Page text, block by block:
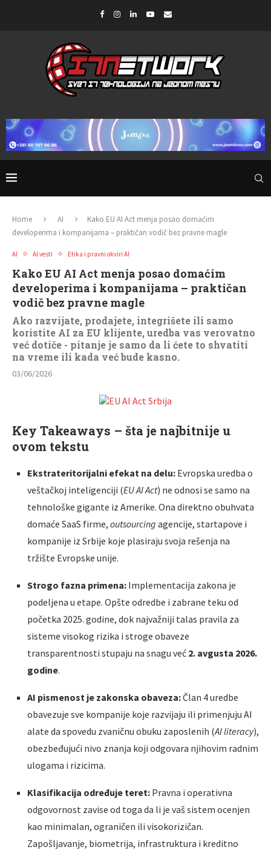
Home AI
Kako EU AI Act menja posao domaćim
developerima i kompanijama – praktičan vodič bez pravne magle
AI AI vesti Etika i pravni okviri AI
Kako EU AI Act menja posao domaćim
developerima i kompanijama – praktičan
vodič bez pravne magle
Ako razvijate, prodajete, integrišete ili samo
koristite AI za EU klijente, uredba vas verovatno
već dotiče - pitanje je samo da li ćete to shvatiti
na vreme ili kada već bude kasno.
03/06/2026
Key Takeaways – šta je najbitnije u
ovom tekstu
Ekstrateritorijalni efekat na delu: Evropska uredba o
veštačkoj inteligenciji (EU AI Act) ne odnosi se samo na
tehnološke gigante iz Amerike. Ona direktno obuhvata
domaće SaaS firme, outsourcing agencije, startapove i
kompanije iz Srbije koje plasiraju svoja rešenja na
tržište Evropske unije.
Strogo fazna primena: Implementacija zakona je
podeljena u etape. Opšte odredbe i zabrane teku od
početka 2025. godine, dok najvažniji talas pravila za
sisteme visokog rizika i stroge obaveze
transparentnosti stupaju na snagu već 2. avgusta 2026.
godine.
AI pismenost je zakonska obaveza:Član 4 uredbe
obavezuje sve kompanije koje razvijaju ili primenjuju AI
alate da spovedu zvaničnu obuku zaposlenih (AI literacy),
obezbeđujući nivo znanja koji odgovara njihovim radnim
ulogama i rizicima.
Klasifikacija određuje teret: Pravna i operativna
odgovornost zavise od toga da li je vaš sistem ocenjen
kao minimalan, ograničen ili visokorizičan.
Zapošljavanje, biometrija, infrastruktura i kreditno